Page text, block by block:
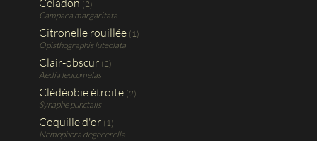
(2)
Campaea margaritata
Citronelle rouillée (1)
Opisthographis luteolata
Clair-obscur (2)
Aedia leucomelas
Clédéobie étroite (2)
Synaphe punctalis
Coquille d'or (1)
Nemophora degeeerella